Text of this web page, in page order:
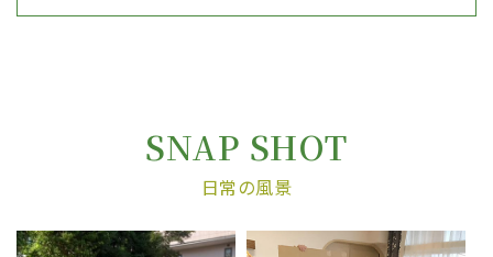
SNAP SHOT
日常の風景